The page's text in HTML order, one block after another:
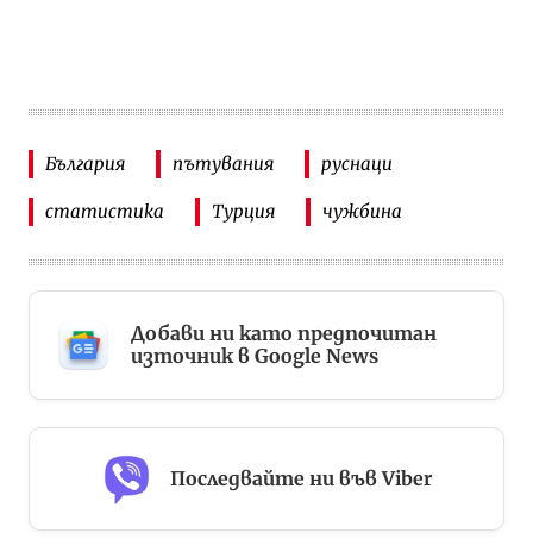
България пътувания руснаци
статистика Турция чужбина
Добави ни като предпочитан
източник в Google News
Последвайте ни във Viber